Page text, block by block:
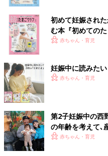
は、「この人と結婚できてよ
た！
[マミ＊プロフィール]
夫と4歳、
ですが、育児を楽しんでいま
■関連記事： お宅のパパはイ
らない夫
※この記事は個人の体験記で
す。
初めて妊娠され
む本『初めてのた
赤ちゃん・育児
妊娠中に読みた
赤ちゃん・育児
第2子妊娠中の西
の年齢を考えて､
を好む夫とは､ま
赤ちゃん・育児